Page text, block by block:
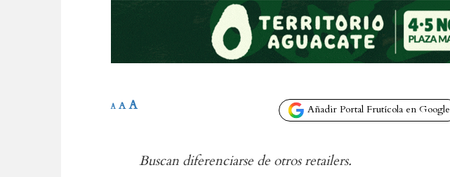
Añadir Portal Frutícola en Google
A A A
Buscan diferenciarse de otros retailers.